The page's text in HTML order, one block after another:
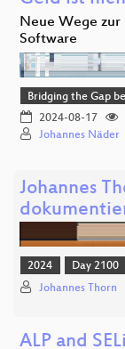
Neue Wege zur
Software
Bridging the Gap
2024-08-17
Johannes Näder
Johannes
2024 Day 2100
Johannes Thorn
ALP and